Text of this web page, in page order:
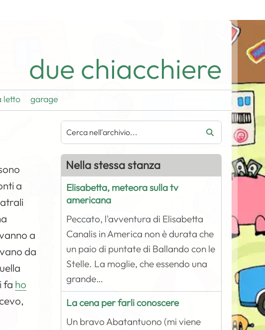
due chiacchiere
letto garage
a
a
da
fa ho
Nella stessa stanza
Elisabetta, meteora sulla tv
americana
Peccato, l'avventura di Elisabetta
Canalis in America non è durata che
un paio di puntate di Ballando con le
Stelle. La moglie, che essendo una
grande…
La cena per farli conoscere
Un bravo Abatantuono (mi viene